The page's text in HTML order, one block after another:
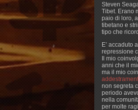
Steven
Tibet. Erano
paio di loro,
tibetano e
tipo che
E’ accaduto
repressione
Il mio
anni che il
ma il mio
non segreta
periodo
nella
per molte